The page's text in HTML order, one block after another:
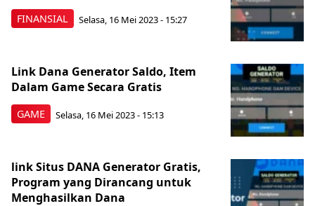
FINANSIAL Selasa, 16 Mei 2023 - 15:27
GAME
Link Dana Generator Saldo, Item
Dalam Game Secara Gratis
Selasa, 16 Mei 2023 - 15:13
link Situs DANA Generator Gratis,
Program yang Dirancang untuk
Menghasilkan Dana